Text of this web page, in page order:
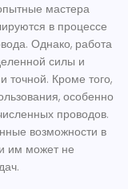
мастера
в процессе
Однако, работа
силы и
точной. Кроме того,
особенно
проводов.
возможности в
им может не